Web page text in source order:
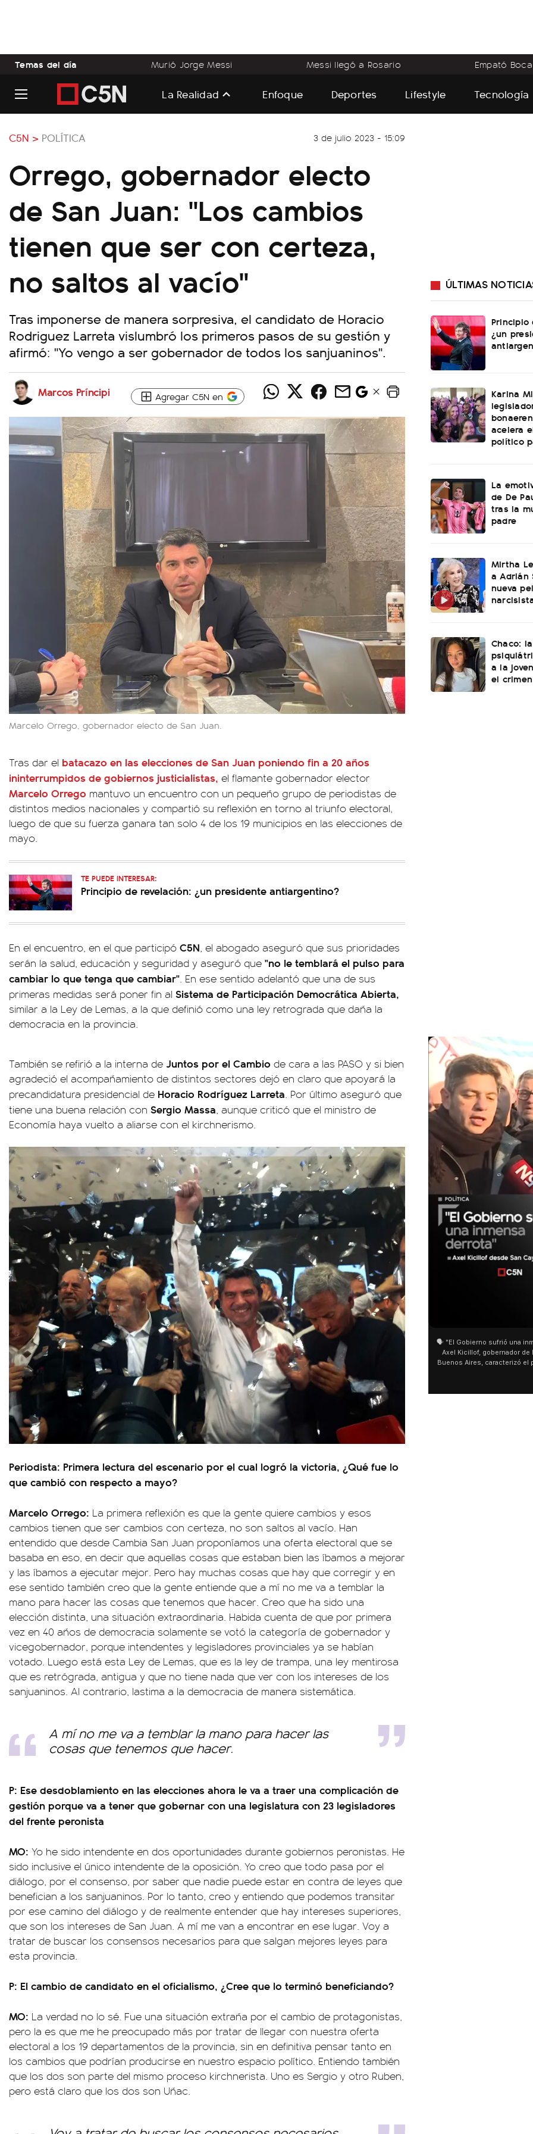
Temas del día Murió Jorge Messi Messi llegó a Rosario Empató Boca
La Realidad Enfoque Deportes Lifestyle Tecnología
C5N > POLÍTICA 3 de julio 2023 - 15:09
Orrego, gobernador electo
de San Juan: "Los cambios
tienen que ser con certeza,
no saltos al vacío"
Tras imponerse de manera sorpresiva, el candidato de Horacio
Rodriguez Larreta vislumbró los primeros pasos de su gestión y
afirmó: "Yo vengo a ser gobernador de todos los sanjuaninos".
Marcos Príncipi Agregar C5N en
Marcelo Orrego, gobernador electo de San Juan.
Tras dar el batacazo en las elecciones de San Juan poniendo fin a 20 años
ininterrumpidos de gobiernos justicialistas, el flamante gobernador elector
Marcelo Orrego mantuvo un encuentro con un pequeño grupo de periodistas de
distintos medios nacionales y compartió su reflexión en torno al triunfo electoral,
luego de que su fuerza ganara tan solo 4 de los 19 municipios en las elecciones de
mayo.
TE PUEDE INTERESAR:
Principio de revelación: ¿un presidente antiargentino?
En el encuentro, en el que participó C5N, el abogado aseguró que sus prioridades
serán la salud, educación y seguridad y aseguró que "no le temblará el pulso para
cambiar lo que tenga que cambiar". En ese sentido adelantó que una de sus
primeras medidas será poner fin al Sistema de Participación Democrática Abierta,
similar a la Ley de Lemas, a la que definió como una ley retrograda que daña la
democracia en la provincia.
También se refirió a la interna de Juntos por el Cambio de cara a las PASO y si bien
agradeció el acompañamiento de distintos sectores dejó en claro que apoyará la
precandidatura presidencial de Horacio Rodríguez Larreta. Por último aseguró que
tiene una buena relación con Sergio Massa, aunque criticó que el ministro de
Economía haya vuelto a aliarse con el kirchnerismo.
Periodista: Primera lectura del escenario por el cual logró la victoria, ¿Qué fue lo
que cambió con respecto a mayo?
Marcelo Orrego: La primera reflexión es que la gente quiere cambios y esos
cambios tienen que ser cambios con certeza, no son saltos al vacío. Han
entendido que desde Cambia San Juan proponíamos una oferta electoral que se
basaba en eso, en decir que aquellas cosas que estaban bien las íbamos a mejorar
y las íbamos a ejecutar mejor. Pero hay muchas cosas que hay que corregir y en
ese sentido también creo que la gente entiende que a mí no me va a temblar la
mano para hacer las cosas que tenemos que hacer. Creo que ha sido una
elección distinta, una situación extraordinaria. Habida cuenta de que por primera
vez en 40 años de democracia solamente se votó la categoría de gobernador y
vicegobernador, porque intendentes y legisladores provinciales ya se habían
votado. Luego está esta Ley de Lemas, que es la ley de trampa, una ley mentirosa
que es retrógrada, antigua y que no tiene nada que ver con los intereses de los
sanjuaninos. Al contrario, lastima a la democracia de manera sistemática.
A mí no me va a temblar la mano para hacer las
cosas que tenemos que hacer.
P: Ese desdoblamiento en las elecciones ahora le va a traer una complicación de
gestión porque va a tener que gobernar con una legislatura con 23 legisladores
del frente peronista
MO: Yo he sido intendente en dos oportunidades durante gobiernos peronistas. He
sido inclusive el único intendente de la oposición. Yo creo que todo pasa por el
diálogo, por el consenso, por saber que nadie puede estar en contra de leyes que
benefician a los sanjuaninos. Por lo tanto, creo y entiendo que podemos transitar
por ese camino del diálogo y de realmente entender que hay intereses superiores,
que son los intereses de San Juan. A mí me van a encontrar en ese lugar. Voy a
tratar de buscar los consensos necesarios para que salgan mejores leyes para
esta provincia.
P: El cambio de candidato en el oficialismo, ¿Cree que lo terminó beneficiando?
MO: La verdad no lo sé. Fue una situación extraña por el cambio de protagonistas,
pero la es que me he preocupado más por tratar de llegar con nuestra oferta
electoral a los 19 departamentos de la provincia, sin en definitiva pensar tanto en
los cambios que podrían producirse en nuestro espacio político. Entiendo también
que los dos son parte del mismo proceso kirchnerista. Uno es Sergio y otro Ruben,
pero está claro que los dos son Uñac.
ÚLTIMAS
Principio
¿un
Karina
acelera
político
La
de De
tras la
padre
Mirtha
a Adrián
nueva
Chaco:
a la
el
🗣️ "El Gobierno sufrió una
Axel Kicillof, gobernador de
Buenos Aires, caracterizó el
como "una lista sábana con
y destacó "la movilización